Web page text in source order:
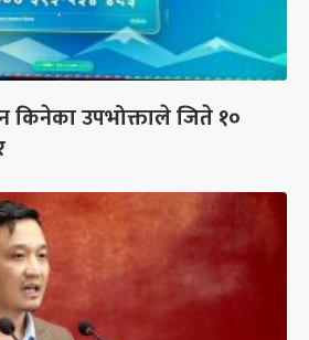
किनेका उपभोक्ताले जिते १०